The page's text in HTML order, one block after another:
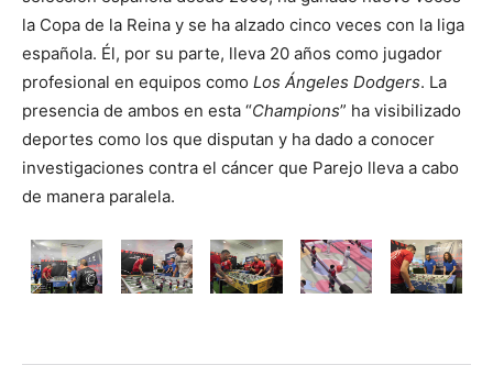
la Copa de la Reina y se ha alzado cinco veces con la liga
española. Él, por su parte, lleva 20 años como jugador
profesional en equipos como Los Ángeles Dodgers. La
presencia de ambos en esta “Champions” ha visibilizado
deportes como los que disputan y ha dado a conocer
investigaciones contra el cáncer que Parejo lleva a cabo
de manera paralela.